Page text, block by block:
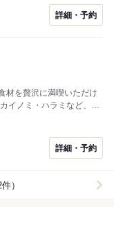
詳細・予約
材を贅沢に満喫いただけ
詳細・予約
）